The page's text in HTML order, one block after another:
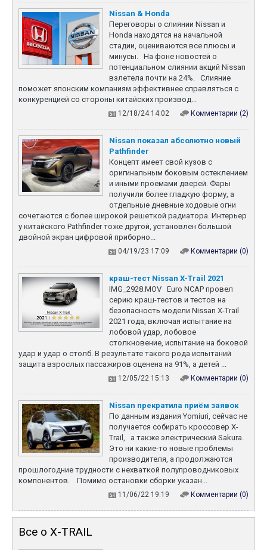
производ...
30 мая 2023
Новый NissanX-Trail с
самым мощным гибридом
на 340 л.с.
Японская модель оценена
в сумму, которая при
миллиона рублей. Но за
классе моделей. Причина
такого заявления
заключается в том, что
японский кроссовер
оснащается фирменным
гибридом, который многие
называют на...
14 октября 2023
X-Trail 33 Restyle
Nissan X-Trail для
США) получил рестайлинг,
что говорит о скором
обновлении глобальной
модели.. Машина
изменилась, в первую
очередь, внешне -
машина получила новые
диски. В салоне появился
19 апреля 2023
Nissan показал абсолютно
новый Pathfinder
Концепт имеет свой кузов
с оригинальным боковым
остеклением и иными
получили более гладкую
форму, а отдельные
китайского Pathfinder тоже
Nissan & Honda
Переговоры о слиянии Nissan и
Honda находятся на начальной
стадии, оцениваются все плюсы и
минусы. На фоне новостей о
потенциальном слиянии акций Nissan
взлетела почти на 24%. Слияние
поможет японским компаниям эффективнее справляться с
конкуренцией со стороны китайских производ...
12/18/24 14:02 Комментарии (2)
Nissan показал абсолютно новый
Pathfinder
Концепт имеет свой кузов с
оригинальным боковым остеклением
и иными проемами дверей. Фары
получили более гладкую форму, а
отдельные дневные ходовые огни
сочетаются с более широкой решеткой радиатора. Интерьер
у китайского Pathfinder тоже другой, установлен большой
двойной экран цифровой приборно...
04/19/23 17:09 Комментарии (0)
краш-тест Nissan X-Trail 2021
IMG_2928.MOV Euro NCAP провел
серию краш-тестов и тестов на
безопасность модели Nissan X-Trail
2021 года, включая испытание на
лобовой удар, лобовое
столкновение, испытание на боковой
удар и удар о столб. В результате такого рода испытаний
защита взрослых пассажиров оценена на 91%, а детей ...
12/05/22 15:13 Комментарии (0)
Nissan прекратила приём заявок
По данным издания Yomiuri, сейчас не
получается собирать кроссовер X-
Trail, а также электрический Sakura.
Это ни какие-то новые проблемы
производителя, а продолжаются
прошлогодние трудности с нехваткой полупроводниковых
компонентов. Помимо остановки сборки указан...
11/06/22 19:19 Комментарии (0)
Все о X-TRAIL